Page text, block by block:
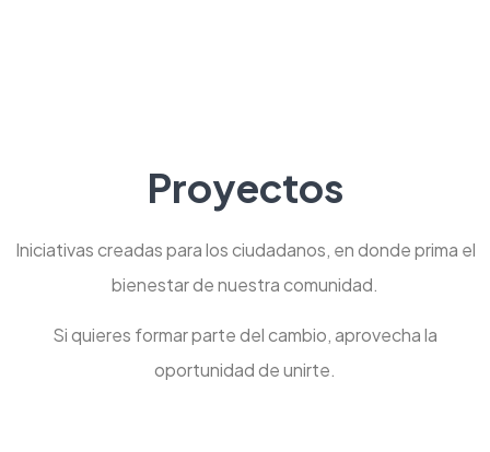
Proyectos
Iniciativas creadas para los ciudadanos, en donde prima el
bienestar de nuestra comunidad.
Si quieres formar parte del cambio, aprovecha la
oportunidad de unirte.